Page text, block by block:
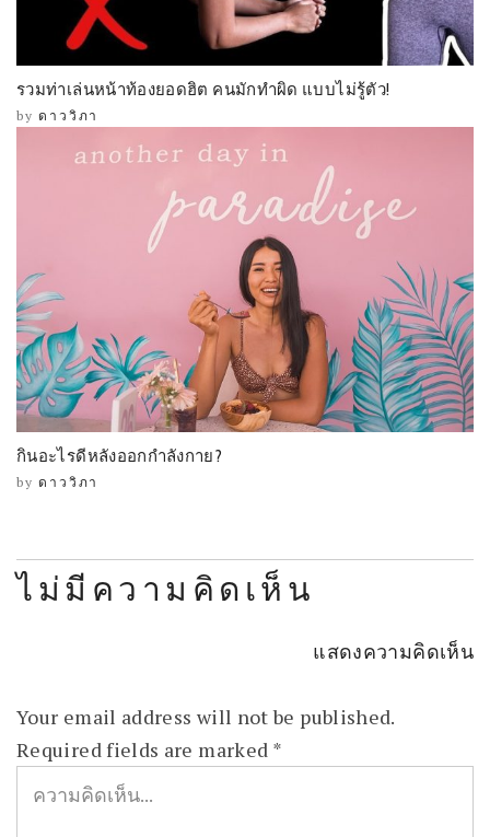
รวมท่าเล่นหน้าท้องยอดฮิต คนมักทำผิด แบบไม่รู้ตัว!
by ดาววิภา
กินอะไรดีหลังออกกำลังกาย?
by ดาววิภา
ไม่มีความคิดเห็น
แสดงความคิดเห็น
Your email address will not be published.
Required fields are marked *